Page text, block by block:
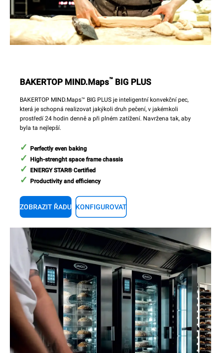
BAKERTOP MIND.Maps™ BIG PLUS
BAKERTOP MIND.Maps™ BIG PLUS je inteligentní konvekční pec,
která je schopná realizovat jakýkoli druh pečení, v jakémkoli
prostředí 24 hodin denně a při plném zatížení. Navržena tak, aby
byla ta nejlepší.
Perfectly even baking
High-strenght space frame chassis
ENERGY STAR® Certified
Productivity and efficiency
ZOBRAZIT ŘADU KONFIGUROVAT